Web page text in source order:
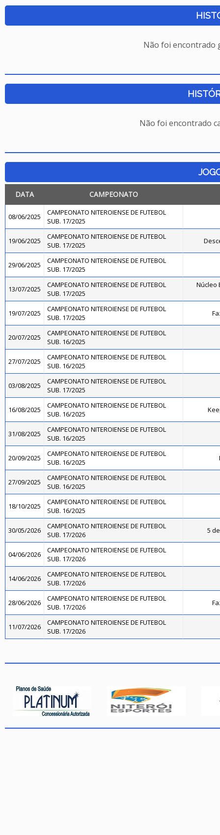
Não foi encontrado
Não foi encontrado
DATA CAMPEONATO
08/06/2025
CAMPEONATO NITEROIENSE DE FUTEBOL
SUB. 17/2025
19/06/2025
CAMPEONATO NITEROIENSE DE FUTEBOL
SUB. 17/2025
29/06/2025
CAMPEONATO NITEROIENSE DE FUTEBOL
SUB. 17/2025
13/07/2025
CAMPEONATO NITEROIENSE DE FUTEBOL
SUB. 17/2025
Núcleo
19/07/2025
CAMPEONATO NITEROIENSE DE FUTEBOL
SUB. 17/2025
20/07/2025
CAMPEONATO NITEROIENSE DE FUTEBOL
SUB. 16/2025
27/07/2025
CAMPEONATO NITEROIENSE DE FUTEBOL
SUB. 16/2025
03/08/2025
CAMPEONATO NITEROIENSE DE FUTEBOL
SUB. 17/2025
16/08/2025
CAMPEONATO NITEROIENSE DE FUTEBOL
SUB. 16/2025
31/08/2025
CAMPEONATO NITEROIENSE DE FUTEBOL
SUB. 16/2025
20/09/2025
CAMPEONATO NITEROIENSE DE FUTEBOL
SUB. 16/2025
27/09/2025
CAMPEONATO NITEROIENSE DE FUTEBOL
SUB. 16/2025
18/10/2025
CAMPEONATO NITEROIENSE DE FUTEBOL
SUB. 16/2025
30/05/2026
CAMPEONATO NITEROIENSE DE FUTEBOL
SUB. 17/2026
5
04/06/2026
CAMPEONATO NITEROIENSE DE FUTEBOL
SUB. 17/2026
14/06/2026
CAMPEONATO NITEROIENSE DE FUTEBOL
SUB. 17/2026
28/06/2026
CAMPEONATO NITEROIENSE DE FUTEBOL
SUB. 17/2026
11/07/2026
CAMPEONATO NITEROIENSE DE FUTEBOL
SUB. 17/2026